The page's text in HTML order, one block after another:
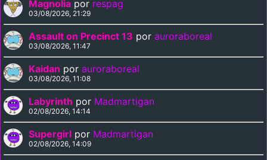
Magnolia por respag
03/08/2026, 21:29
Assault on Precinct 13 por auroraboreal
03/08/2026, 11:47
Kaidan por auroraboreal
03/08/2026, 11:08
Labyrinth por Madmartigan
02/08/2026, 14:14
Supergirl por Madmartigan
02/08/2026, 14:09